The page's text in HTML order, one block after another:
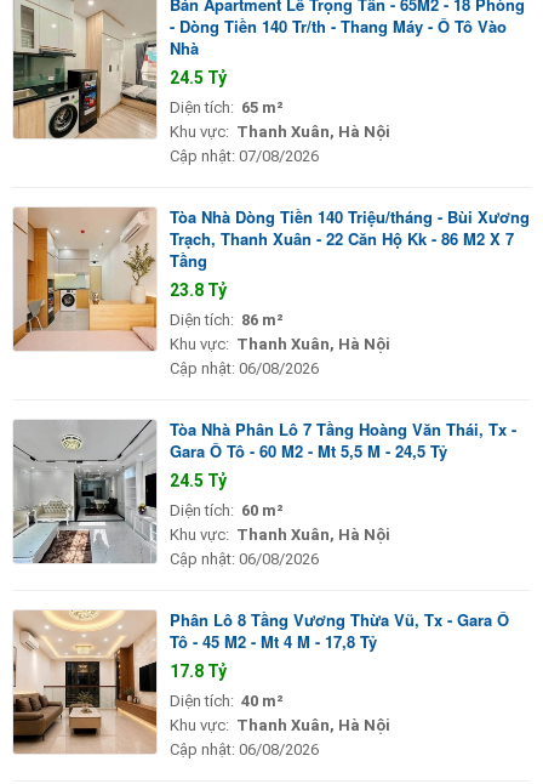
- Dòng Tiền 140 Tr/th - Thang Máy - Ô Tô Vào
Nhà
24.5 Tỷ
Diện tích: 65 m²
Khu vực: Thanh Xuân, Hà Nội
Cập nhật: 07/08/2026
Tòa Nhà Dòng Tiền 140 Triệu/tháng - Bùi Xương
Trạch, Thanh Xuân - 22 Căn Hộ Kk - 86 M2 X 7
Tầng
23.8 Tỷ
Diện tích: 86 m²
Khu vực: Thanh Xuân, Hà Nội
Cập nhật: 06/08/2026
Tòa Nhà Phân Lô 7 Tầng Hoàng Văn Thái, Tx -
Gara Ô Tô - 60 M2 - Mt 5,5 M - 24,5 Tỷ
24.5 Tỷ
Diện tích: 60 m²
Khu vực: Thanh Xuân, Hà Nội
Cập nhật: 06/08/2026
Phân Lô 8 Tầng Vương Thừa Vũ, Tx - Gara Ô
Tô - 45 M2 - Mt 4 M - 17,8 Tỷ
17.8 Tỷ
Diện tích: 40 m²
Khu vực: Thanh Xuân, Hà Nội
Cập nhật: 06/08/2026